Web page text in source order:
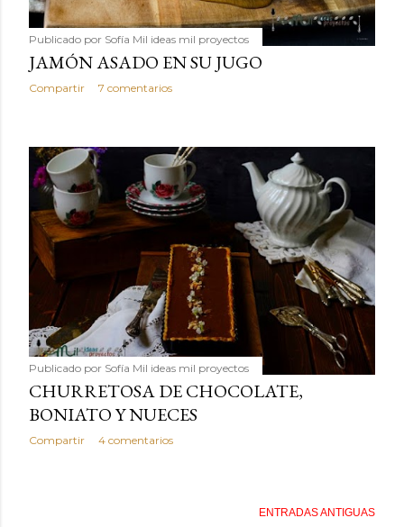
Publicado por Sofía Mil ideas mil proyectos
JAMÓN ASADO EN SU JUGO
Compartir 7 comentarios
Publicado por Sofía Mil ideas mil proyectos
CHURRETOSA DE CHOCOLATE,
BONIATO Y NUECES
Compartir 4 comentarios
ENTRADAS ANTIGUAS